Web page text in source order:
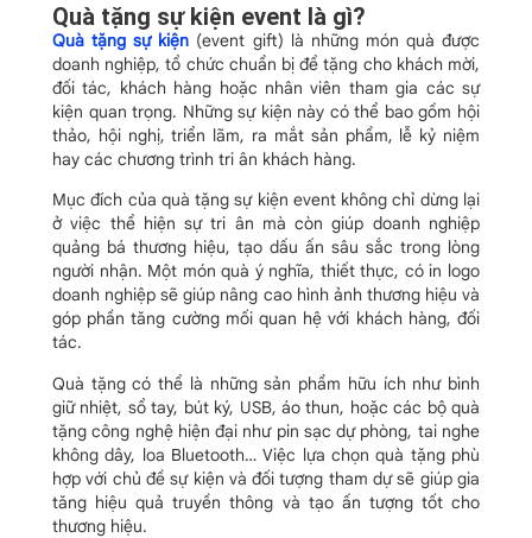
Quà tặng sự kiện event là gì?
Quà tặng sự kiện (event gift) là những món quà được
doanh nghiệp, tổ chức chuẩn bị để tặng cho khách mời,
đối tác, khách hàng hoặc nhân viên tham gia các sự
kiện quan trọng. Những sự kiện này có thể bao gồm hội
thảo, hội nghị, triển lãm, ra mắt sản phẩm, lễ kỷ niệm
hay các chương trình tri ân khách hàng.
Mục đích của quà tặng sự kiện event không chỉ dừng lại
ở việc thể hiện sự tri ân mà còn giúp doanh nghiệp
quảng bá thương hiệu, tạo dấu ấn sâu sắc trong lòng
người nhận. Một món quà ý nghĩa, thiết thực, có in logo
doanh nghiệp sẽ giúp nâng cao hình ảnh thương hiệu và
góp phần tăng cường mối quan hệ với khách hàng, đối
tác.
Quà tặng có thể là những sản phẩm hữu ích như bình
giữ nhiệt, sổ tay, bút ký, USB, áo thun, hoặc các bộ quà
tặng công nghệ hiện đại như pin sạc dự phòng, tai nghe
không dây, loa Bluetooth… Việc lựa chọn quà tặng phù
hợp với chủ đề sự kiện và đối tượng tham dự sẽ giúp gia
tăng hiệu quả truyền thông và tạo ấn tượng tốt cho
thương hiệu.